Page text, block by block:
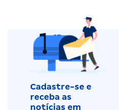
Cadastre-se e
receba as
notícias em